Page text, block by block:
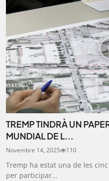
TREMP TINDRÀ UN
MUNDIAL DE L...
Novembre 14, 2025 110
Tremp ha estat una de les
per participar...